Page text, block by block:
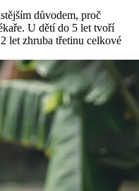
důvodem, proč
U dětí do 5 let tvoří
let zhruba třetinu celkové